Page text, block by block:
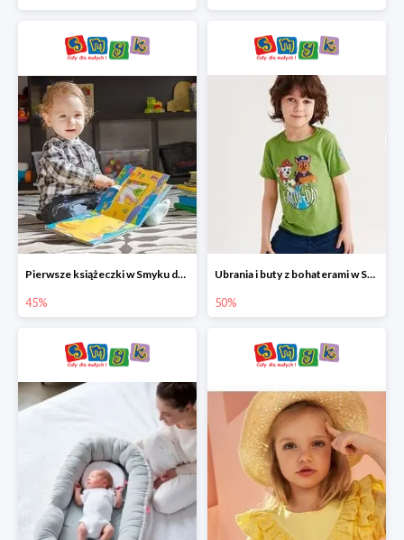
Pierwsze książeczki w Smyku do -45%
45%
Ubrania i buty z bohaterami w Smyku do -50%
50%